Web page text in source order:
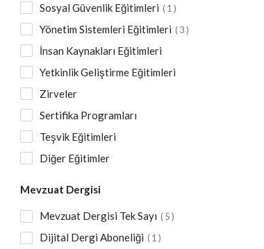
Sosyal Güvenlik Eğitimleri
1
Yönetim Sistemleri Eğitimleri 3
İnsan Kaynakları Eğitimleri
Yetkinlik Geliştirme Eğitimleri
Zirveler
Sertifika Programları
Teşvik Eğitimleri
Diğer Eğitimler
Mevzuat Dergisi
Mevzuat Dergisi Tek Sayı 5
Dijital Dergi Aboneliği 1